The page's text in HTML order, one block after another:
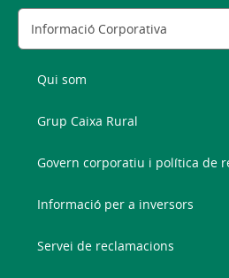
Qui som
Grup Caixa Rural
Govern corporatiu i política de
Informació per a inversors
Servei de reclamacions